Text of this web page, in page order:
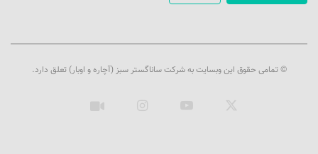
© تمامی حقوق این وبسایت به شرکت ساناگستر سبز (آچاره و اوبار) تعلق دارد.
یوتیوب اینستاگرام